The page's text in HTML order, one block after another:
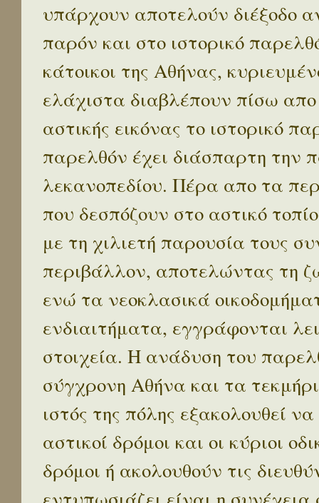
υπάρχουν αποτελούν διέξοδο
παρόν και στο ιστορικό
κάτοικοι της Αθήνας,
ελάχιστα διαβλέπουν πίσω
αστικής εικόνας το ιστορικό
παρελθόν έχει διάσπαρτη την
λεκανοπεδίου. Πέρα απο τα
που δεσπόζουν στο αστικό
με τη χιλιετή παρουσία τους
περιβάλλον, αποτελώντας τη
ενώ τα νεοκλασικά
ενδιαιτήματα, εγγράφονται
στοιχεία. Η ανάδυση του
σύγχρονη Αθήνα και τα
ιστός της πόλης εξακολουθεί
αστικοί δρόμοι και οι κύριοι
δρόμοι ή ακολουθούν τις